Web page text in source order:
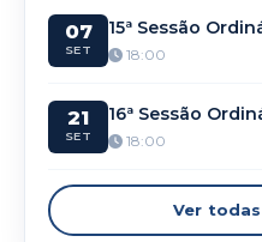
07
SET
15ª Sessão
18:00
21
SET
16ª Sessão
18:00
Ver